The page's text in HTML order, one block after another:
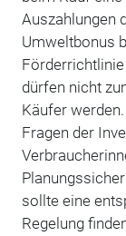
Auszahlungen
Umweltbonus
dürfen nicht
Käufer
Fragen der
sollte eine
Regelung